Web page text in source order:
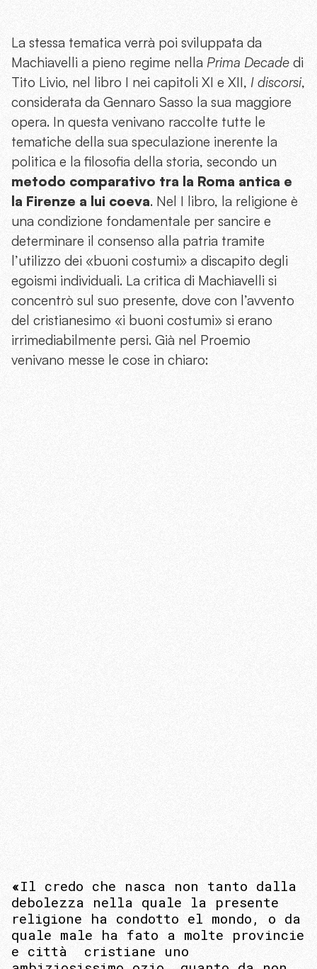
La stessa tematica verrà poi sviluppata da
Machiavelli a pieno regime nella Prima Decade di
Tito Livio, nel libro I nei capitoli XI e XII, I discorsi,
considerata da Gennaro Sasso la sua maggiore
opera. In questa venivano raccolte tutte le
tematiche della sua speculazione inerente la
politica e la filosofia della storia, secondo un
metodo comparativo tra la Roma antica e
la Firenze a lui coeva. Nel I libro, la religione è
una condizione fondamentale per sancire e
determinare il consenso alla patria tramite
l’utilizzo dei «buoni costumi» a discapito degli
egoismi individuali. La critica di Machiavelli si
concentrò sul suo presente, dove con l’avvento
del cristianesimo «i buoni costumi» si erano
irrimediabilmente persi. Già nel Proemio
venivano messe le cose in chiaro:
«Il credo che nasca non tanto dalla
debolezza nella quale la presente
religione ha condotto el mondo, o da
quale male ha fato a molte provincie
e città cristiane uno